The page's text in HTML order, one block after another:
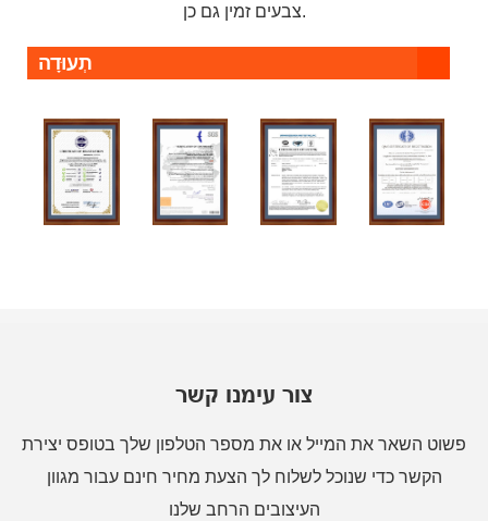
צבעים זמין גם כן.
תְעוּדָה
צור עימנו קשר
פשוט השאר את המייל או את מספר הטלפון שלך בטופס יצירת
הקשר כדי שנוכל לשלוח לך הצעת מחיר חינם עבור מגוון
העיצובים הרחב שלנו